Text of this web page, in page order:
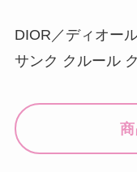
DIOR／ディオー
サンク クルール